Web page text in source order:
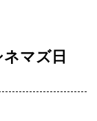
マズ日